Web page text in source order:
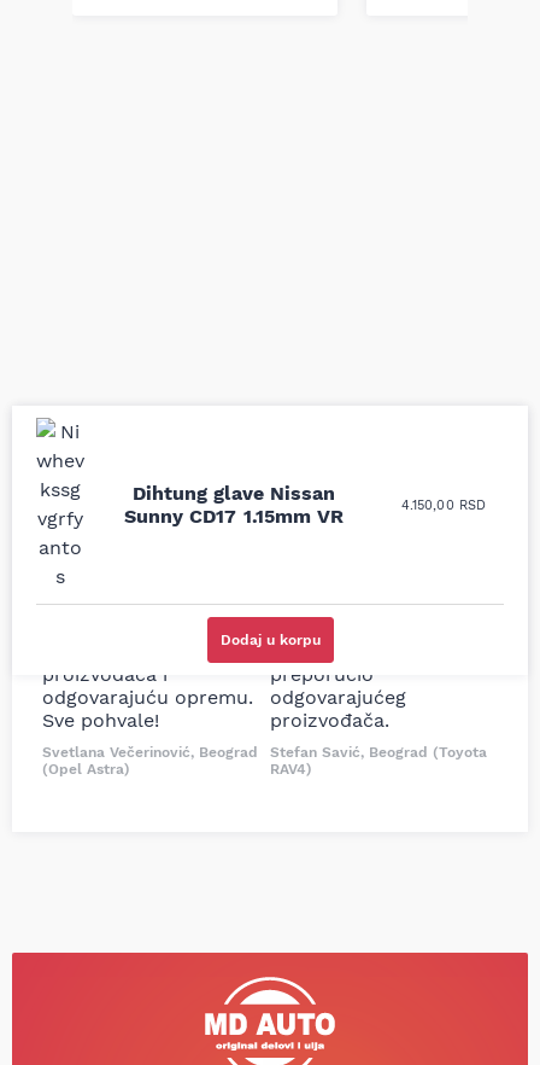
Dihtung glave Nissan
Sunny CD17 1.15mm VR
4.150,00 RSD
Dodaj u korpu
Uporedila sam sve
moguće online
prodavnice auto delova
i definitivno najbolje
cene su ovde. Kupila
sam više puta auto
delove iz MD Auto. Uvek
dobra preporuka za
proizvođača i
odgovarajuću opremu.
Sve pohvale!
Svetlana Večerinović, Beograd
(Opel Astra)
Odlična usluga i
ljubazni prodavci.
potreban za moju
Tojotu, ali me je Miloš
podsetio, istražio i
preporučio
odgovarajućeg
proizvođača.
Stefan Savić, Beograd (Toyota
RAV4)